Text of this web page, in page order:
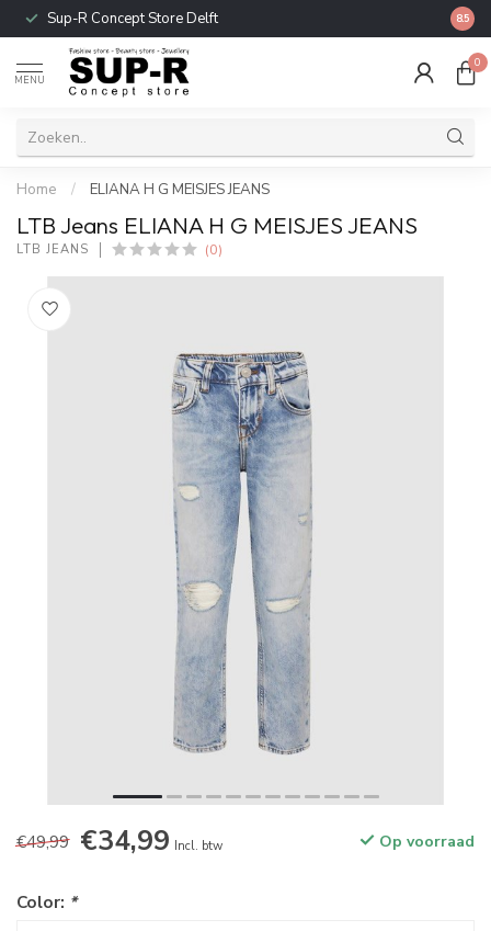
Sup-R Concept Store Delft 8.5
MENU
0
Home / ELIANA H G MEISJES JEANS
LTB Jeans ELIANA H G MEISJES JEANS
LTB JEANS (0)
€49,99 €34,99 Incl. btw Op voorraad
Color: *